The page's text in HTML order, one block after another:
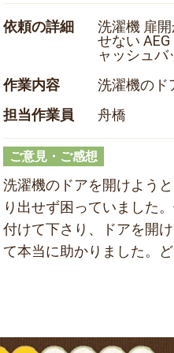
依頼の詳細
洗濯機 扉
せない
ャッシュバ
作業内容
洗濯機のド
担当作業員
舟橋
ご意見・ご感想
洗濯機のドアを開けよう
り出せず困っていました
付けて下さり、ドアを開
て本当に助かりました。